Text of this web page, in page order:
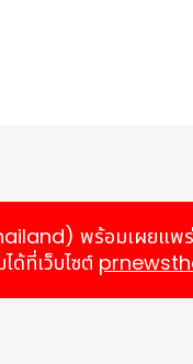
พร้อมเผยแพร่
ด้ที่เว็บไซต์